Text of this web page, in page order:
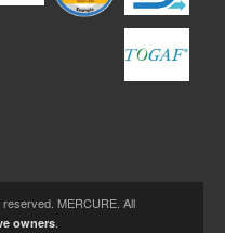
reserved. MERCURE. All
owners.